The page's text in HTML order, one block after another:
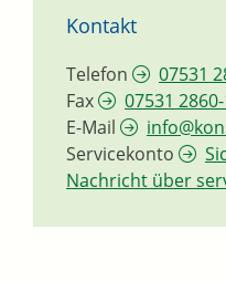
Kontakt
Telefon
07531
Fax
07531
E-Mail
Servicekonto
Nachricht über